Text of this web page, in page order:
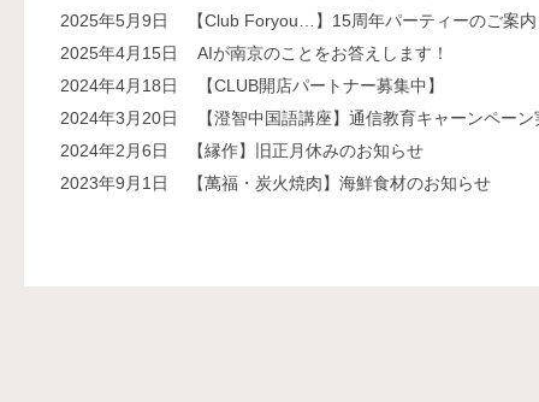
2025年5月9日
【Club Foryou…】15周年パーティーのご案内
2025年4月15日
AIが南京のことをお答えします！
2024年4月18日
【CLUB開店パートナー募集中】
2024年3月20日
【澄智中国語講座】通信教育キャーンペー
2024年2月6日
【縁作】旧正月休みのお知らせ
2023年9月1日
【萬福・炭火焼肉】海鮮食材のお知らせ